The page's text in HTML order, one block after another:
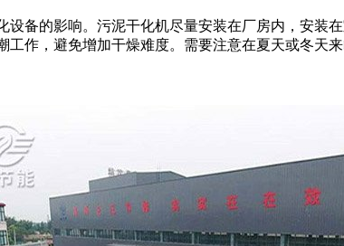
备的影响。污泥干化机尽量安装在厂房内，安装
作，避免增加干燥难度。需要注意在夏天或冬天